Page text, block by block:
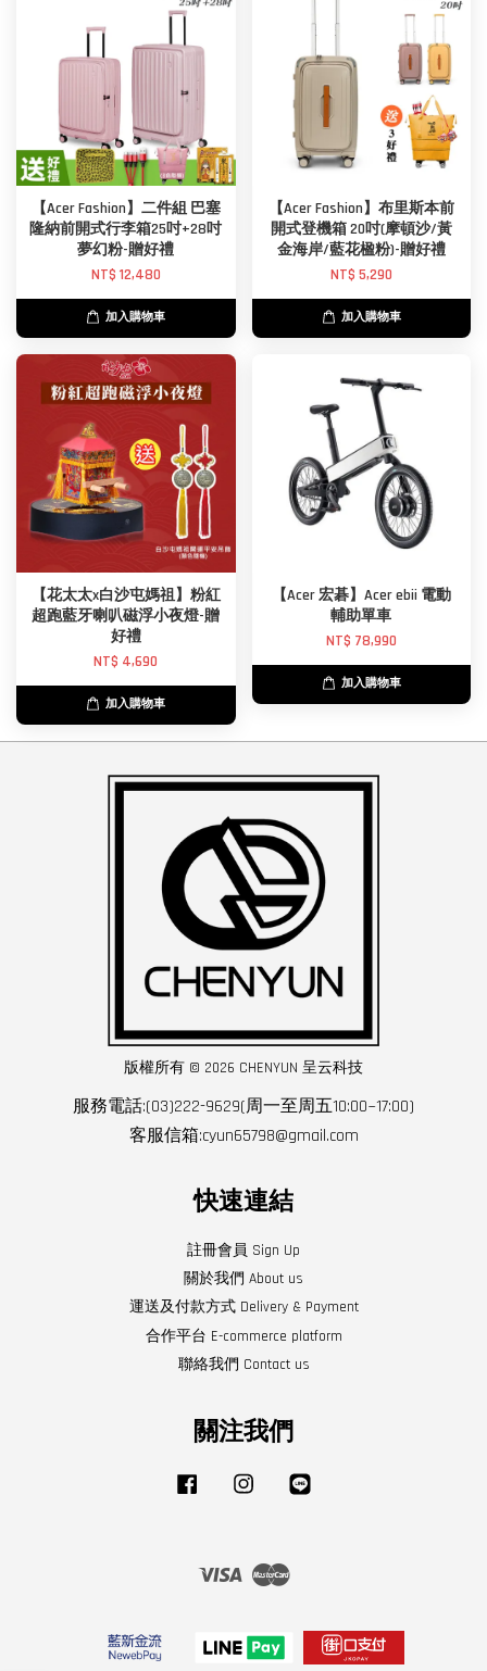
【Acer Fashion】二件組 巴塞
隆納前開式行李箱25吋+28吋
夢幻粉-贈好禮
NT$ 12,480
加入購物車
【Acer Fashion】布里斯本前
開式登機箱 20吋(摩頓沙/黃
金海岸/藍花楹粉)-贈好禮
NT$ 5,290
加入購物車
【花太太x白沙屯媽祖】粉紅
超跑藍牙喇叭磁浮小夜燈-贈
好禮
NT$ 4,690
加入購物車
【Acer 宏碁】Acer ebii 電動
輔助單車
NT$ 78,990
加入購物車
版權所有 © 2026 CHENYUN 呈云科技
服務電話:(03)222-9629(周一至周五10:00~17:00)
客服信箱:cyun65798@gmail.com
快速連結
註冊會員 Sign Up
關於我們 About us
運送及付款方式 Delivery & Payment
合作平台 E-commerce platform
聯絡我們 Contact us
關注我們
Facebook Instagram
Visa Master